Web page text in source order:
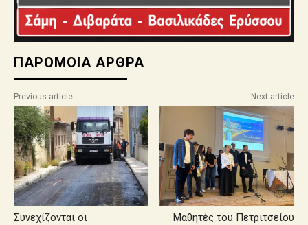
ΠΑΡΟΜΟΙΑ ΑΡΘΡΑ
Previous article
Συνεχίζονται οι
Next article
Μαθητές του Πετριτσείου